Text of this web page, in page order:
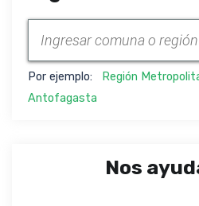
Por ejemplo: Región
Antofagasta
Nos